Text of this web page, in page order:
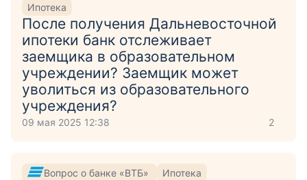
Ипотека
После получения Дальневосточной
ипотеки банк отслеживает
заемщика в образовательном
учреждении? Заемщик может
уволиться из образовательного
учреждения?
09 мая 2025 12:38 2
Вопрос о банке «ВТБ» Ипотека